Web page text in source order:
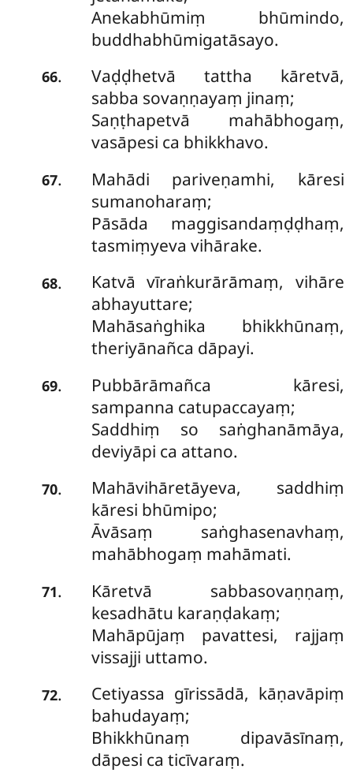
Anekabhūmiṃ bhūmindo,
buddhabhūmigatāsayo.
66.
Vaḍḍhetvā tattha kāretvā,
sabba sovaṇṇayaṃ jinaṃ;
Saṇṭhapetvā mahābhogaṃ,
vasāpesi ca bhikkhavo.
67.
Mahādi pariveṇamhi, kāresi
sumanoharaṃ;
Pāsāda maggisandaṃḍḍhaṃ,
tasmiṃyeva vihārake.
68.
Katvā vīraṅkurārāmaṃ, vihāre
abhayuttare;
Mahāsaṅghika bhikkhūnaṃ,
theriyānañca dāpayi.
69.
Pubbārāmañca kāresi,
sampanna catupaccayaṃ;
Saddhiṃ so saṅghanāmāya,
deviyāpi ca attano.
70.
Mahāvihāretāyeva, saddhiṃ
kāresi bhūmipo;
Āvāsaṃ saṅghasenavhaṃ,
mahābhogaṃ mahāmati.
71.
Kāretvā sabbasovaṇṇaṃ,
kesadhātu karaṇḍakaṃ;
Mahāpūjaṃ pavattesi, rajjaṃ
vissajji uttamo.
72. Cetiyassa gīrissādā, kāṇavāpiṃ
bahudayaṃ;
Bhikkhūnaṃ dipavāsīnaṃ,
dāpesi ca ticīvaraṃ.